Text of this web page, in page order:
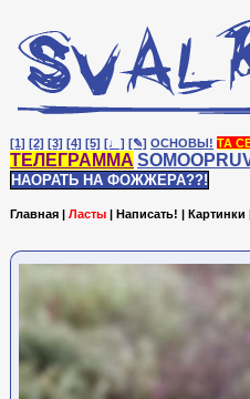
[1] [2] [3] [4] [5] [♩] [✎] ОСНОВЫ! ТА
ТЕЛЕГРАММА
НАОРАТЬ НА ФОЖЖЕРА??!
Главная | Ласты | Написать! | Картинки